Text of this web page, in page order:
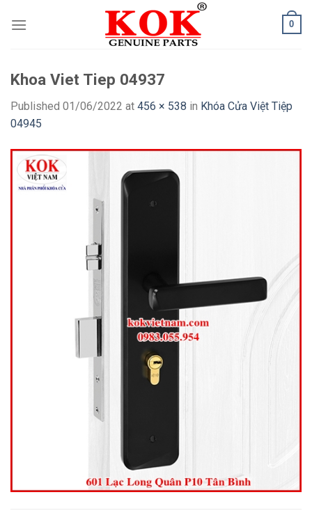
0
Khoa Viet Tiep 04937
Published 01/06/2022 at 456 × 538 in Khóa Cửa Việt Tiệp
04945